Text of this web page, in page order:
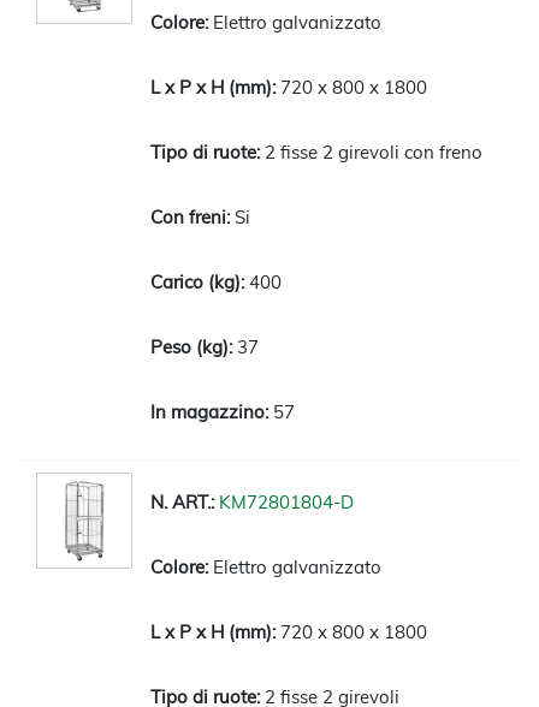
Elettro galvanizzato
720 x 800 x 1800
2 fisse 2 girevoli con freno
Si
400
37
57
KM72801804-D
Elettro galvanizzato
720 x 800 x 1800
2 fisse 2 girevoli